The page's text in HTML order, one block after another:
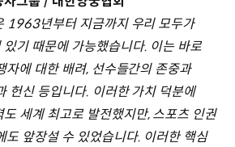
1963년부터 지금까지 우리 모두가
기 때문에 가능했습니다. 이는 바로
자에 대한 배려, 선수들간의 존중과
헌신 등입니다. 이러한 가치 덕분에
세계 최고로 발전했지만, 스포츠 인권
도 앞장설 수 있었습니다. 이러한 핵심